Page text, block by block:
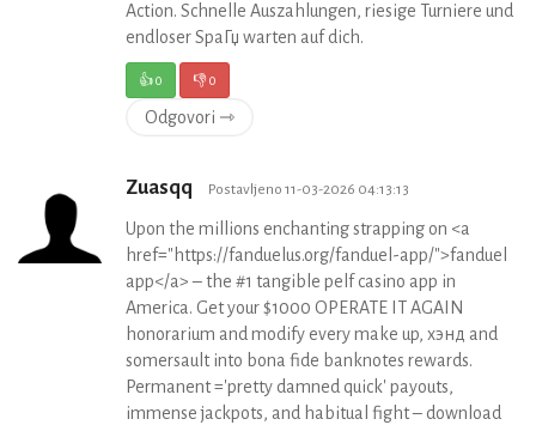
Action. Schnelle Auszahlungen, riesige Turniere und
endloser SpaГџ warten auf dich.
👍0 👎0
Odgovori ⇾
Zuasqq Postavljeno 11-03-2026 04:13:13
Upon the millions enchanting strapping on <a
href="https://fanduelus.org/fanduel-app/">fanduel
app</a> – the #1 tangible pelf casino app in
America. Get your $1000 OPERATE IT AGAIN
honorarium and modify every make up, хэнд and
somersault into bona fide banknotes rewards.
Permanent ='pretty damned quick' payouts,
immense jackpots, and habitual fight – download